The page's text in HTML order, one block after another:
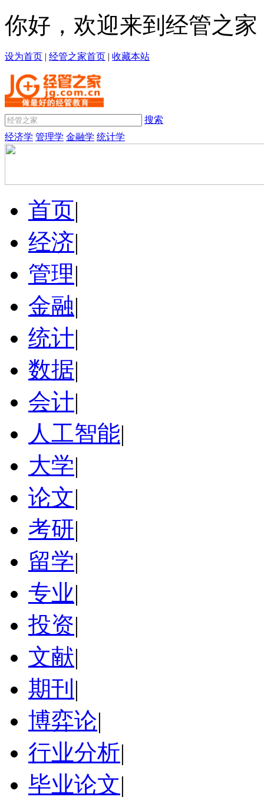
你好，欢迎来到经管之家
设为首页 | 经管之家首页 | 收藏本站
搜索
经济学 管理学 金融学 统计学
首页|
经济|
管理|
金融|
统计|
数据|
会计|
人工智能|
大学|
论文|
考研|
留学|
专业|
投资|
文献|
期刊 |
博弈论|
行业分析|
毕业论文|